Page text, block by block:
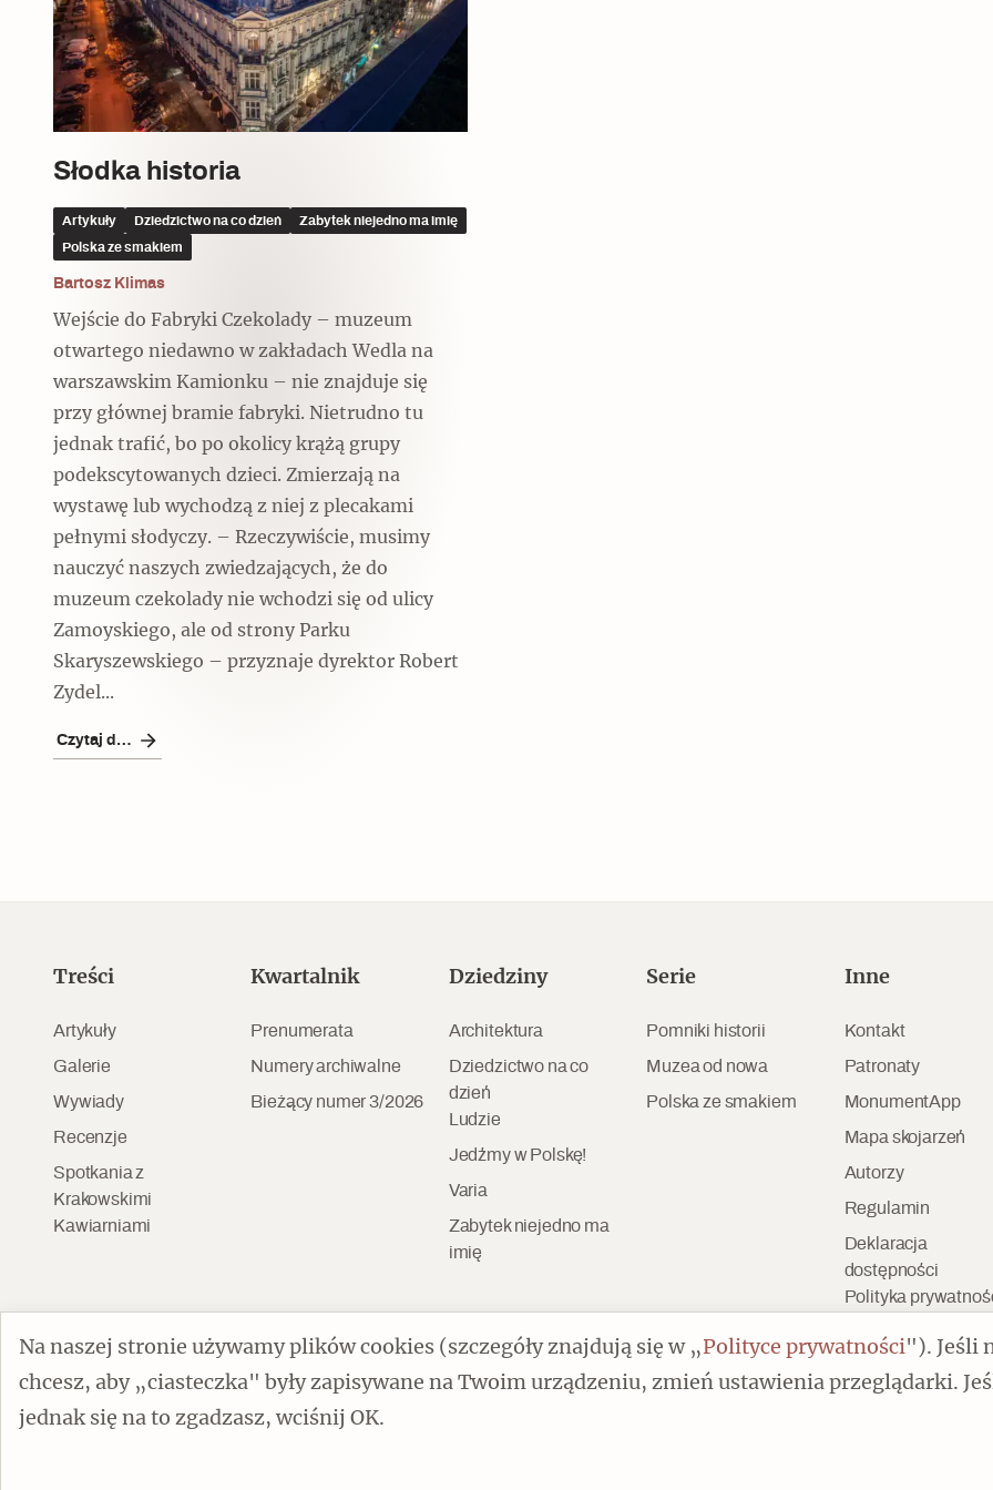
Na naszej stronie używamy plików cookies (szczegóły znajdują się w „Polityce prywatności"). Jeśli
chcesz, aby „ciasteczka" były zapisywane na Twoim urządzeniu, zmień ustawienia przeglądarki.
jednak się na to zgadzasz, wciśnij OK.
Czytaj dalej
Ulubieniec Fortuny
Czytaj dalej
Wskazówki idą w dobrą stronę
Czytaj dalej
Czytaj dalej
Słodka historia
Artykuły Dziedzictwo na co dzień
Zabytek niejedno ma imię
Polska ze smakiem
Bartosz Klimas
Wejście do Fabryki Czekolady – muzeum
otwartego niedawno w zakładach Wedla na
warszawskim Kamionku – nie znajduje się
przy głównej bramie fabryki. Nietrudno tu
jednak trafić, bo po okolicy krążą grupy
podekscytowanych dzieci. Zmierzają na
wystawę lub wychodzą z niej z plecakami
pełnymi słodyczy. – Rzeczywiście, musimy
nauczyć naszych zwiedzających, że do
muzeum czekolady nie wchodzi się od ulicy
Zamoyskiego, ale od strony Parku
Skaryszewskiego – przyznaje dyrektor Robert
Zydel...
Czytaj dalej
Treści
Artykuły
Galerie
Wywiady
Recenzje
Spotkania z
Krakowskimi
Kawiarniami
Kwartalnik
Prenumerata
Numery archiwalne
Bieżący numer 3/2026
Dziedziny
Architektura
Dziedzictwo na co
dzień
Ludzie
Jedźmy w Polskę!
Varia
Zabytek niejedno ma
imię
Serie
Pomniki historii
Muzea od nowa
Polska ze smakiem
Inne
Kontakt
Patronaty
MonumentApp
Mapa skojarzeń
Autorzy
Regulamin
Deklaracja
dostępności
Polityka